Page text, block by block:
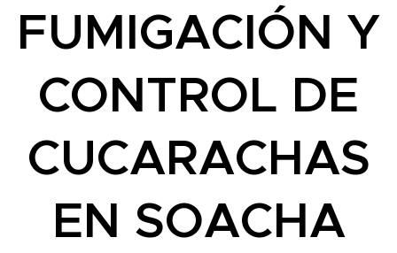
FUMIGACIÓN Y
CONTROL DE
CUCARACHAS
EN SOACHA